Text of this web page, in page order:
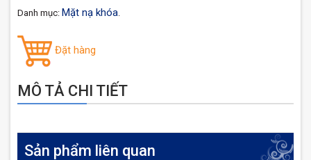
Danh mục: Mặt nạ khóa.
Đặt hàng
MÔ TẢ CHI TIẾT
Sản phẩm liên quan